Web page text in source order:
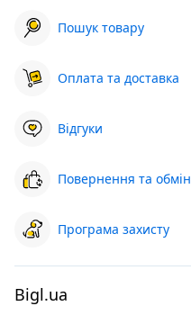
Пошук товару
Оплата та доставка
Відгуки
Повернення та обмін
Програма захисту
Bigl.ua